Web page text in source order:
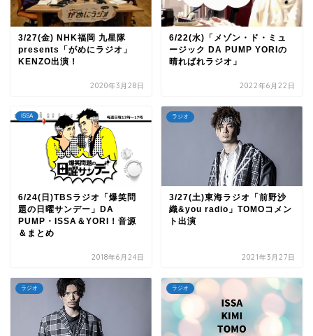
3/27(金) NHK福岡 九星隊
presents「がめにラジオ」
KENZO出演！
2020年3月28日
6/22(水)「メゾン・ド・ミュ
ージック DA PUMP YORIの
晴ればれラジオ」
2022年6月22日
ISSA
6/24(日)TBSラジオ「爆笑問
題の日曜サンデー」DA
PUMP・ISSA＆YORI！音源
＆まとめ
2018年6月24日
ラジオ
3/27(土)東海ラジオ「前野沙
織&you radio」TOMOコメン
ト出演
2021年3月27日
ラジオ ラジオ